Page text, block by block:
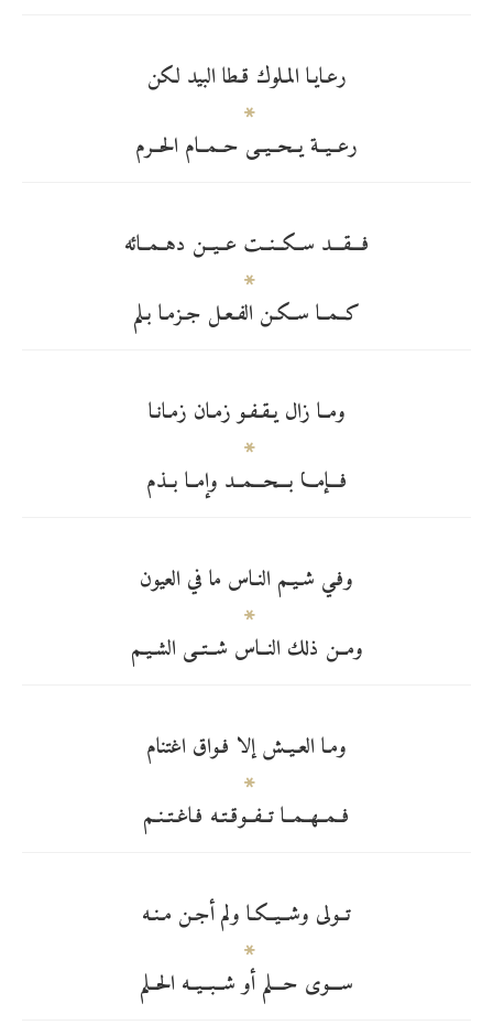
رعـايـا المـلوك قـطا البيد لكن
رعــيــة يــحــيــى حــمــام الحــرم
فـــقـــد ســكــنــت عــيــن دهــمــائه
كــمــا ســكـن الفـعـل جـزمـا بـلم
ومــا زال يـقـفـو زمـان زمـانـا
فـــإمـــا بـــحـــمــد وإمــا بــذم
وفـي شـيـم النـاس ما في العيون
ومــن ذلك النــاس شــتــى الشـيـم
ومـا العـيـش إلا فـواق اغتنام
فــمــهــمــا تــفــوقـتـه فـاغـتـنـم
تــولى وشــيــكـا ولم أجـن مـنـه
ســـوى حـــلم أو شــبــيــه الحــلم